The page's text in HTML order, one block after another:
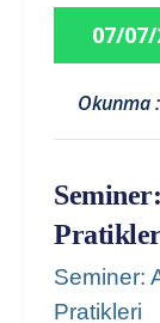
07/
Okunma
Seminer:
Pratikleri